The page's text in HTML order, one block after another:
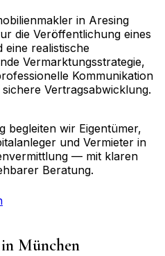
in Aresing
die Veröffentlichung eines
eine realistische
Vermarktungsstrategie,
Kommunikation
Vertragsabwicklung.
begleiten wir Eigentümer,
und Vermieter in
— mit klaren
Beratung.
München